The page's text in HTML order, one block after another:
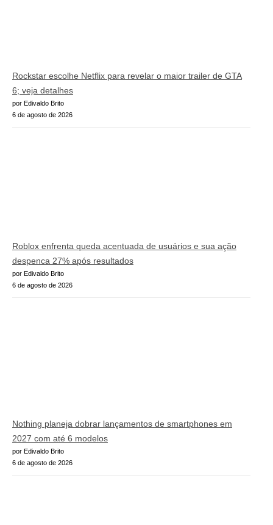
Rockstar escolhe Netflix para revelar o maior trailer de GTA
6; veja detalhes
por Edivaldo Brito
6 de agosto de 2026
Roblox enfrenta queda acentuada de usuários e sua ação
despenca 27% após resultados
por Edivaldo Brito
6 de agosto de 2026
Nothing planeja dobrar lançamentos de smartphones em
2027 com até 6 modelos
por Edivaldo Brito
6 de agosto de 2026